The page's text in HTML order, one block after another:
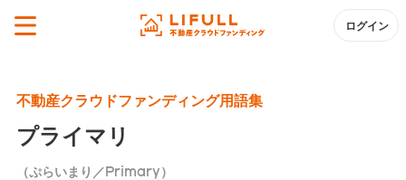
ログイン
不動産クラウドファンディング用語集
プライマリ
（ぷらいまり／Primary）